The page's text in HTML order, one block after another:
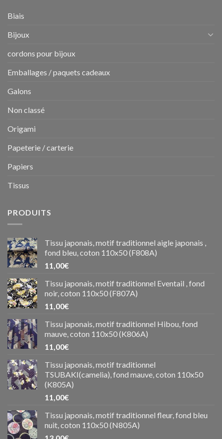
Biais
Bijoux
cordons pour bijoux
Emballages / paquets cadeaux
Galons
Non classé
Origami
Papeterie / carterie
Papiers
Tissus
PRODUITS
Tissu japonais, motif traditionnel aigle japonais ,
fond bleu, coton 110x50 (F808A)
11,00€
Tissu japonais, motif traditionnel Eventail , fond
noir, coton 110x50 (F807A)
11,00€
Tissu japonais, motif traditionnel Hibou, fond
mauve, coton 110x50 (K806A)
11,00€
Tissu japonais, motif traditionnel
TSUBAKI(camelia), fond mauve, coton 110x50
(K805A)
11,00€
Tissu japonais, motif traditionnel fleur, fond bleu
nuit, coton 110x50 (N805A)